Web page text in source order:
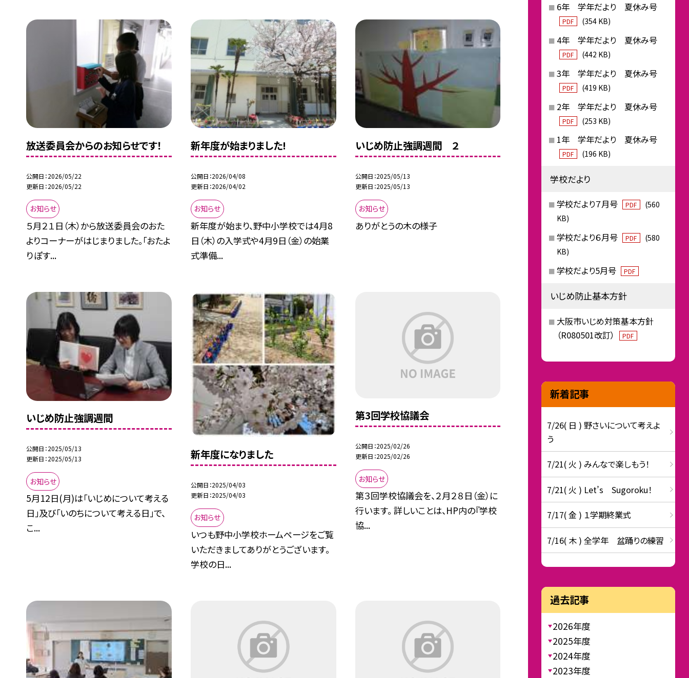
放送委員会からのお知らせです！
公開日 2026/05/22
更新日 2026/05/22
お知らせ
５月２１日（木）から放送委員会のおた
よりコーナーがはじまりました。「おたよ
りぽす...
新年度が始まりました!
公開日 2026/04/08
更新日 2026/04/02
お知らせ
新年度が始まり、野中小学校では4月8
日（木）の入学式や4月9日（金）の始業
式準備...
いじめ防止強調週間 ２
公開日 2025/05/13
更新日 2025/05/13
お知らせ
ありがとうの木の様子
いじめ防止強調週間
公開日 2025/05/13
更新日 2025/05/13
お知らせ
5月12日(月)は「いじめについて考える
日」及び「いのちについて考える日」で、
こ...
新年度になりました
公開日 2025/04/03
更新日 2025/04/03
お知らせ
いつも野中小学校ホームページをご覧
いただきましてありがとうございます。
学校の日...
第3回学校協議会
公開日 2025/02/26
更新日 2025/02/26
お知らせ
第３回学校協議会を、２月２８日（金）に
行います。 詳しいことは、HP内の『学校
協...
6年 学年だより 夏休み号
PDF (354 KB)
4年 学年だより 夏休み号
PDF (442 KB)
3年 学年だより 夏休み号
PDF (419 KB)
2年 学年だより 夏休み号
PDF (253 KB)
1年 学年だより 夏休み号
PDF (196 KB)
学校だより
学校だより７月号 PDF
(560
KB)
学校だより６月号 PDF
(580
KB)
学校だより5月号 PDF
いじめ防止基本方針
大阪市いじめ対策基本方針
（R080501改訂）
PDF
新着記事
7/26( 日 ) 野さいについて考えよ
う
7/21( 火 ) みんなで楽しもう！
7/21( 火 ) Let’s Sugoroku！
7/17( 金 ) １学期終業式
7/16( 木 ) 全学年 盆踊りの練習
過去記事
2026年度
2025年度
2024年度
2023年度